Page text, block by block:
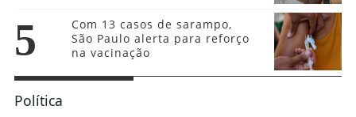
5
Com 13 casos de sarampo,
São Paulo alerta para reforço
na vacinação
Política